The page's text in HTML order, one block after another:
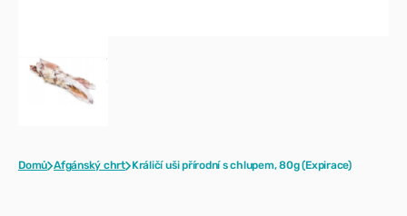
Domů Afgánský chrt Králičí uši přírodní s chlupem, 80g (Expirace)